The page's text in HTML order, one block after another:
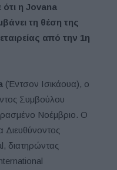
η Jovana
τη θέση της
από την 1η
(Έντσον Ισικάουα), ο
Συμβούλου
Νοέμβριο. Ο
Διευθύνοντος
, διατηρώντας